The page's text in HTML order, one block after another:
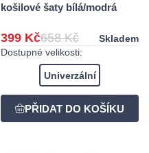
košilové šaty bílá/modrá
399 Kč658 Kč
Skladem
Dostupné velikosti:
Univerzální